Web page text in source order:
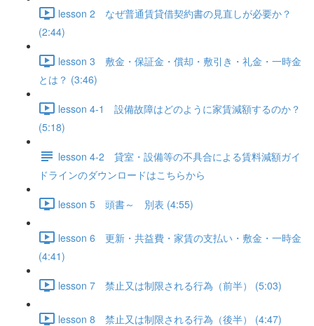
lesson 2 なぜ普通賃貸借契約書の見直しが必要か？
(2:44)
lesson 3 敷金・保証金・償却・敷引き・礼金・一時金
とは？ (3:46)
lesson 4-1 設備故障はどのように家賃減額するのか？
(5:18)
lesson 4-2 貸室・設備等の不具合による賃料減額ガイ
ドラインのダウンロードはこちらから
lesson 5 頭書～ 別表 (4:55)
lesson 6 更新・共益費・家賃の支払い・敷金・一時金
(4:41)
lesson 7 禁止又は制限される行為（前半） (5:03)
lesson 8 禁止又は制限される行為（後半） (4:47)